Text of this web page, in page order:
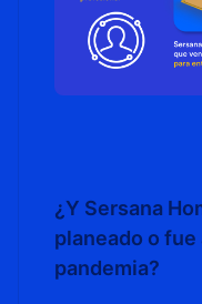
¿Y Sersana
planeado o fue
pandemia?